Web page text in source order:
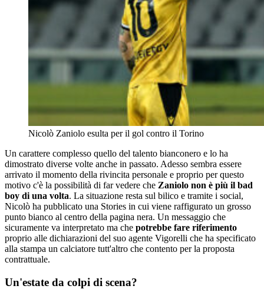
Nicolò Zaniolo esulta per il gol contro il Torino
Un carattere complesso quello del talento bianconero e lo ha
dimostrato diverse volte anche in passato. Adesso sembra essere
arrivato il momento della rivincita personale e proprio per questo
motivo c'è la possibilità di far vedere che Zaniolo non è più il bad
boy di una volta. La situazione resta sul bilico e tramite i social,
Nicolò ha pubblicato una Stories in cui viene raffigurato un grosso
punto bianco al centro della pagina nera. Un messaggio che
sicuramente va interpretato ma che potrebbe fare riferimento
proprio alle dichiarazioni del suo agente Vigorelli che ha specificato
alla stampa un calciatore tutt'altro che contento per la proposta
contrattuale.
Un'estate da colpi di scena?